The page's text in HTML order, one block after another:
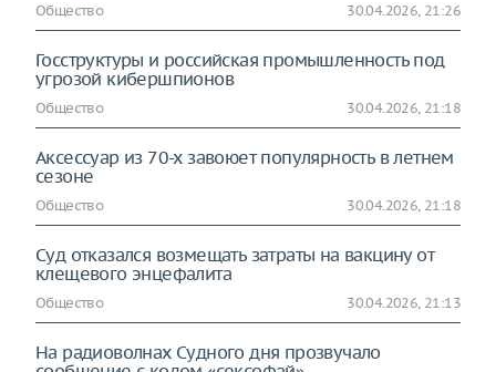
Общество 30.04.2026, 21:26
Госструктуры и российская промышленность под
угрозой кибершпионов
Общество 30.04.2026, 21:18
Аксессуар из 70-х завоюет популярность в летнем
сезоне
Общество 30.04.2026, 21:18
Суд отказался возмещать затраты на вакцину от
клещевого энцефалита
Общество 30.04.2026, 21:13
На радиоволнах Судного дня прозвучало